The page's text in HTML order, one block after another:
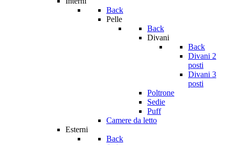
Back
Pelle
Back
Divani
Back
Divani 2
posti
Divani 3
posti
Poltrone
Sedie
Puff
Camere da letto
Esterni
Back